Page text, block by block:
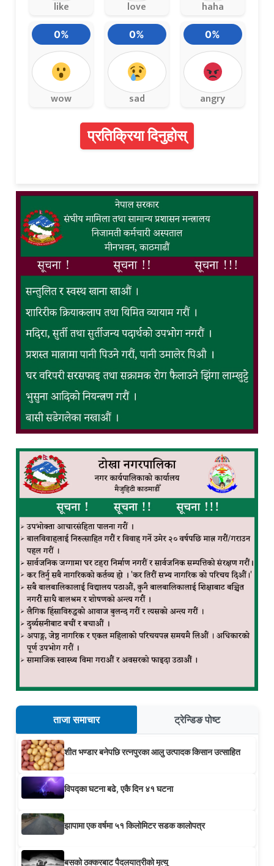
like love haha
0%
wow
0%
sad
0%
angry
प्रतिक्रिया दिनुहोस्
ताजा समाचार ट्रेन्डिङ पोष्ट
शीत भण्डार बनेपछि रत्नपुरका आलु उत्पादक किसान उत्साहित
विपद्का घटना बढे, एकै दिन ४१ घटना
झापामा एक वर्षमा ५१ किलोमिटर सडक कालोपत्र
बसको ठक्करबाट पैदलयात्रीको मृत्यु